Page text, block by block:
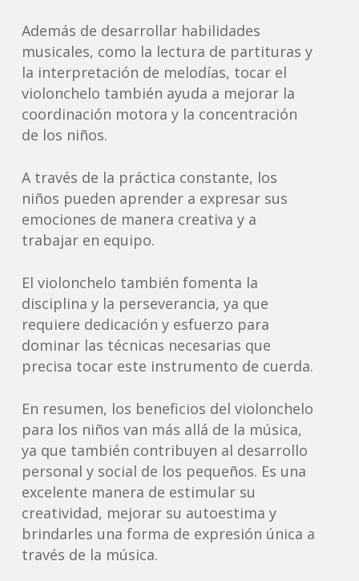
Además de desarrollar habilidades
musicales, como la lectura de partituras y
la interpretación de melodías, tocar el
violonchelo también ayuda a mejorar la
coordinación motora y la concentración
de los niños.
A través de la práctica constante, los
niños pueden aprender a expresar sus
emociones de manera creativa y a
trabajar en equipo.
El violonchelo también fomenta la
disciplina y la perseverancia, ya que
requiere dedicación y esfuerzo para
dominar las técnicas necesarias que
precisa tocar este instrumento de cuerda.
En resumen, los beneficios del violonchelo
para los niños van más allá de la música,
ya que también contribuyen al desarrollo
personal y social de los pequeños. Es una
excelente manera de estimular su
creatividad, mejorar su autoestima y
brindarles una forma de expresión única a
través de la música.